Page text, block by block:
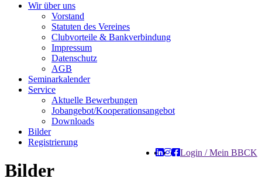
Wir über uns
Vorstand
Statuten des Vereines
Clubvorteile & Bankverbindung
Impressum
Datenschutz
AGB
Seminarkalender
Service
Aktuelle Bewerbungen
Jobangebot/Kooperationsangebot
Downloads
Bilder
Registrierung
Login / Mein BBCK
Bilder